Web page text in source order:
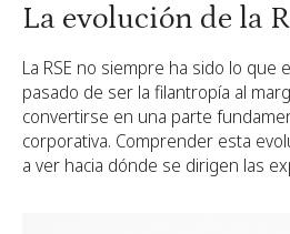
La evolución de la
La RSE no siempre ha sido lo que
pasado de ser la filantropía al
convertirse en una parte
corporativa. Comprender esta
a ver hacia dónde se dirigen las